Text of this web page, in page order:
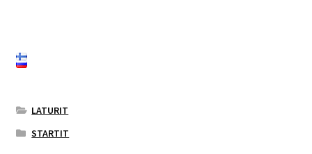
LATURIT
STARTIT